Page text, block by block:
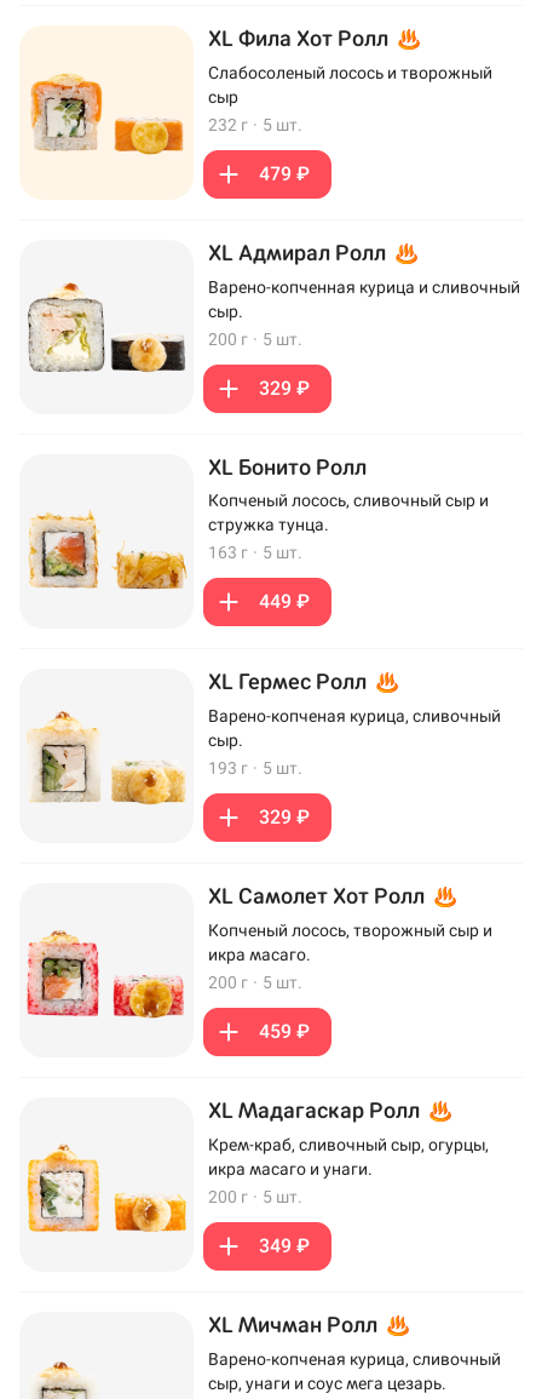
XL Фила Хот Ролл
Слабосоленый лосось и творожный
сыр
232 г · 5 шт.
479 ₽
XL Адмирал Ролл
Варено-копченная курица и сливочный
сыр.
200 г · 5 шт.
329 ₽
XL Бонито Ролл
Копченый лосось, сливочный сыр и
стружка тунца.
163 г · 5 шт.
449 ₽
XL Гермес Ролл
Варено-копченая курица, сливочный
сыр.
193 г · 5 шт.
329 ₽
XL Самолет Хот Ролл
Копченый лосось, творожный сыр и
икра масаго.
200 г · 5 шт.
459 ₽
XL Мадагаскар Ролл
Крем-краб, сливочный сыр, огурцы,
икра масаго и унаги.
200 г · 5 шт.
349 ₽
XL Мичман Ролл
Варено-копченая курица, сливочный
сыр, унаги и соус мега цезарь.